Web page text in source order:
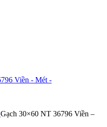
Gạch 30×60 NT 36796 Viền –